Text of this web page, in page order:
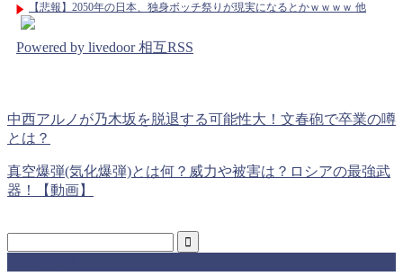
【悲報】2050年の日本、独身ボッチ祭りが現実になるとかｗｗｗｗ 他
Powered by livedoor 相互RSS
中西アルノが乃木坂を脱退する可能性大！文春砲で卒業の噂
とは？
真空爆弾(気化爆弾)とは何？威力や被害は？ロシアの最強武
器！【動画】